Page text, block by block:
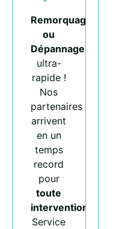
Remorquage
ou
Dépannage
ultra-
rapide !
Nos
partenaires
arrivent
en un
temps
record
pour
toute
intervention
Service